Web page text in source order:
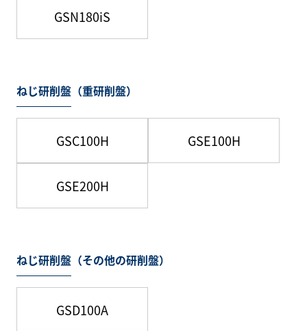
GSN180iS
ねじ研削盤（重研削盤）
GSC100H GSE100H
GSE200H
ねじ研削盤（その他の研削盤）
GSD100A